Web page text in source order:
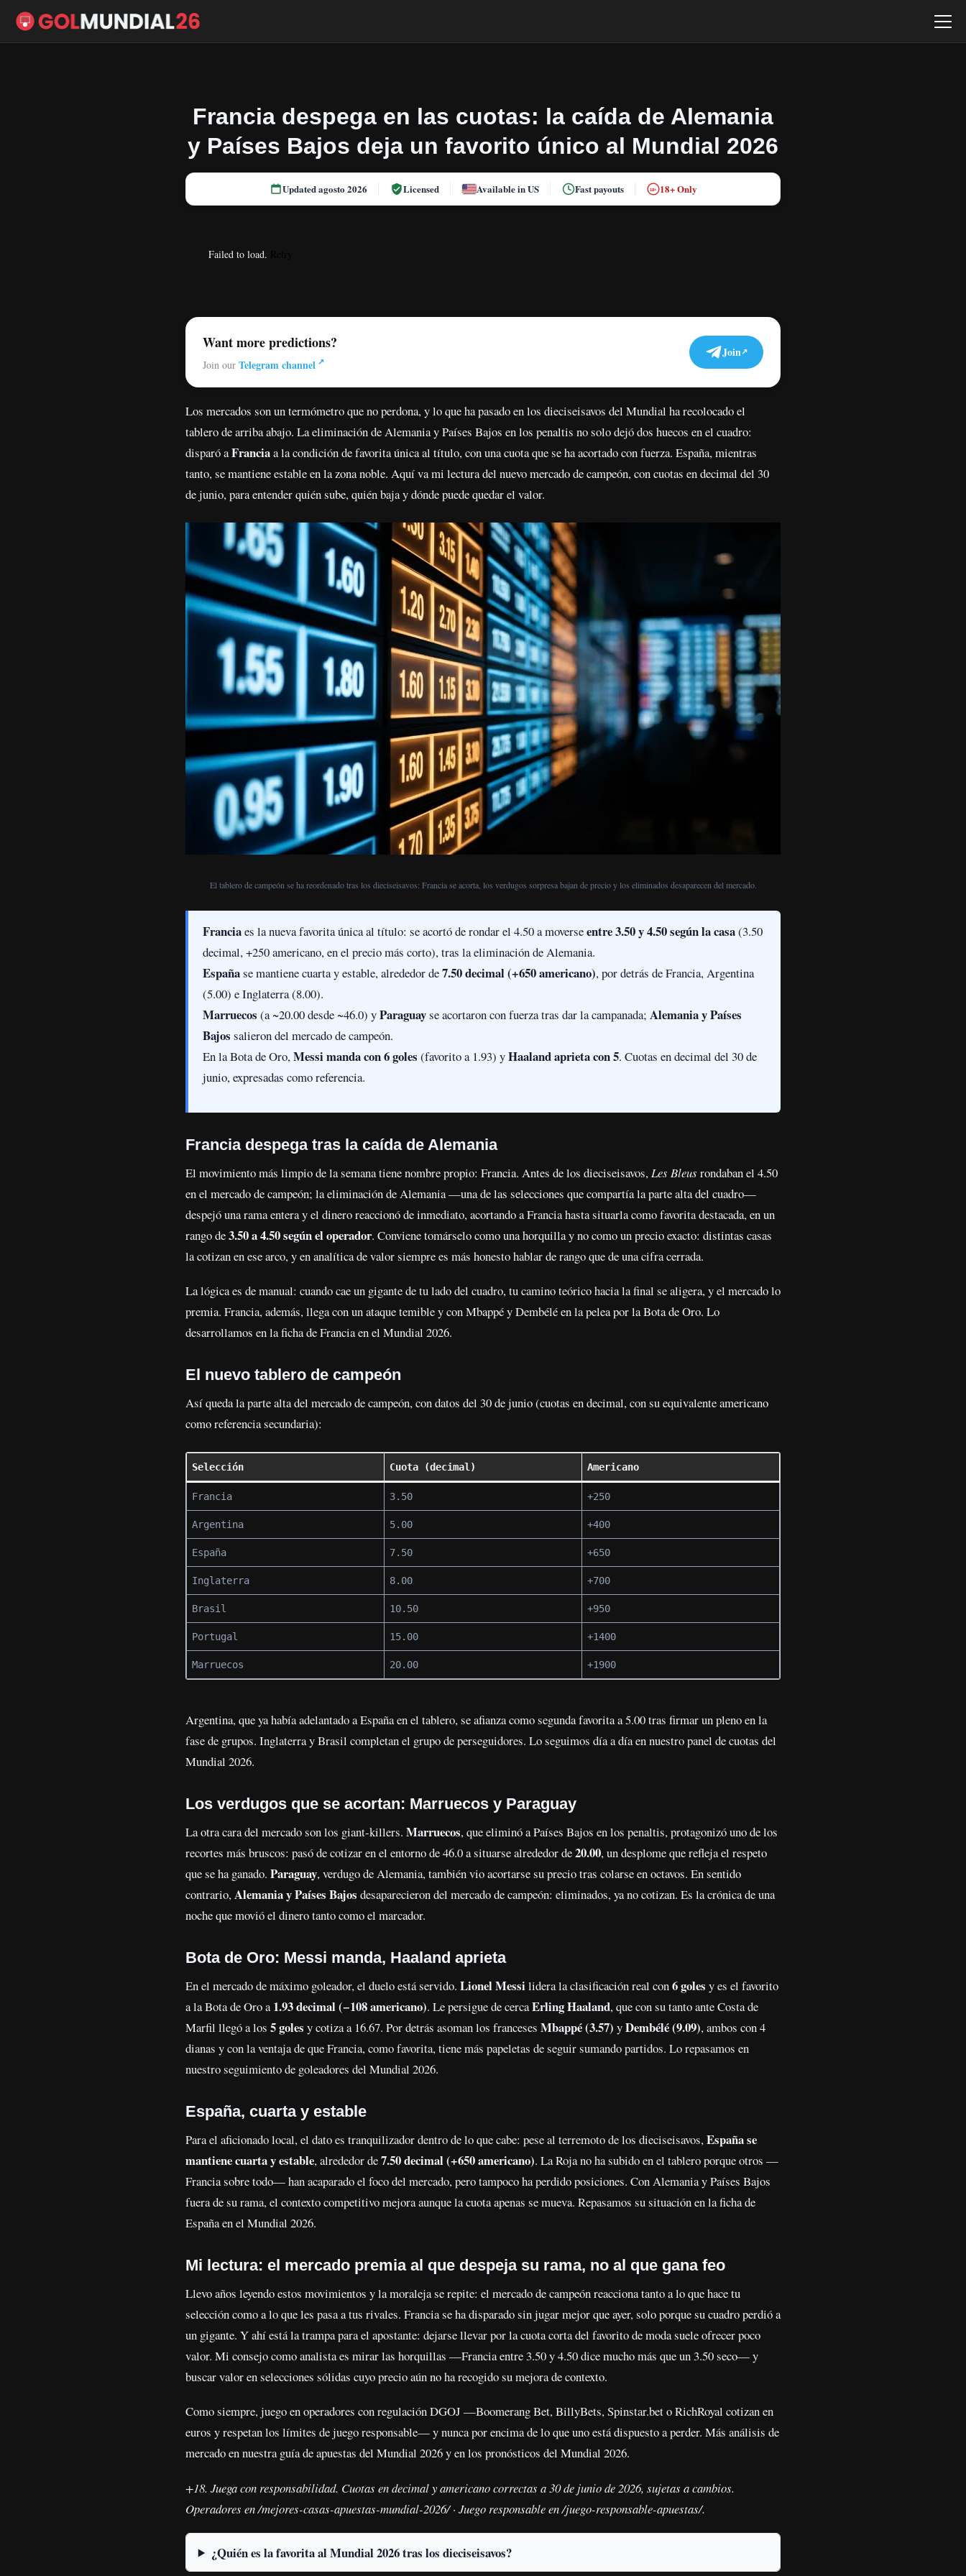
Francia despega en las cuotas: la caída de Alemania
y Países Bajos deja un favorito único al Mundial 2026
Updated agosto 2026 Licensed Available in US Fast payouts 18+ 18+ Only
Failed to load.
Want more predictions?
Join our Telegram channel
Join
Los mercados son un termómetro que no perdona, y lo que ha pasado en los dieciseisavos del Mundial ha recolocado el
tablero de arriba abajo. La eliminación de Alemania y Países Bajos en los penaltis no solo dejó dos huecos en el cuadro:
disparó aFranciaa la condición de favorita única al título, con una cuota que se ha acortado con fuerza. España, mientras
tanto, se mantiene estable en la zona noble. Aquí va mi lectura del nuevo mercado de campeón, con cuotas en decimal del 30
de junio, para entender quién sube, quién baja y dónde puede quedar el valor.
El tablero de campeón se ha reordenado tras los dieciseisavos: Francia se acorta, los verdugos sorpresa bajan de precio y los eliminados desaparecen del mercado.
Franciaes la nueva favorita única al título: se acortó de rondar el 4.50 a moverseentre 3.50 y 4.50 según la casa(3.50
decimal, +250 americano, en el precio más corto), tras la eliminación de Alemania.
Españase mantiene cuarta y estable, alrededor de7.50 decimal (+650 americano), por detrás de Francia, Argentina
(5.00) e Inglaterra (8.00).
Marruecos (a ~20.00 desde ~46.0) yParaguayse acortaron con fuerza tras dar la campanada;Alemania y Países
Bajos salieron del mercado de campeón.
En la Bota de Oro,Messi manda con 6 goles (favorito a 1.93) yHaaland aprieta con 5. Cuotas en decimal del 30 de
junio, expresadas como referencia.
Francia despega tras la caída de Alemania
El movimiento más limpio de la semana tiene nombre propio: Francia. Antes de los dieciseisavos,Les Bleus rondaban el 4.50
en el mercado de campeón; la eliminación de Alemania —una de las selecciones que compartía la parte alta del cuadro—
despejó una rama entera y el dinero reaccionó de inmediato, acortando a Francia hasta situarla como favorita destacada, en un
rango de3.50 a 4.50 según el operador. Conviene tomárselo como una horquilla y no como un precio exacto: distintas casas
la cotizan en ese arco, y en analítica de valor siempre es más honesto hablar de rango que de una cifra cerrada.
La lógica es de manual: cuando cae un gigante de tu lado del cuadro, tu camino teórico hacia la final se aligera, y el mercado lo
premia. Francia, además, llega con un ataque temible y con Mbappé y Dembélé en la pelea por la Bota de Oro. Lo
desarrollamos en la ficha de Francia en el Mundial 2026.
El nuevo tablero de campeón
Así queda la parte alta del mercado de campeón, con datos del 30 de junio (cuotas en decimal, con su equivalente americano
como referencia secundaria):
Selección Cuota (decimal) Americano
Francia 3.50 +250
Argentina 5.00 +400
España 7.50 +650
Inglaterra 8.00 +700
Brasil 10.50 +950
Portugal 15.00 +1400
Marruecos 20.00 +1900
Argentina, que ya había adelantado a España en el tablero, se afianza como segunda favorita a 5.00 tras firmar un pleno en la
fase de grupos. Inglaterra y Brasil completan el grupo de perseguidores. Lo seguimos día a día en nuestro panel de cuotas del
Mundial 2026.
Los verdugos que se acortan: Marruecos y Paraguay
La otra cara del mercado son los giant-killers. Marruecos, que eliminó a Países Bajos en los penaltis, protagonizó uno de los
recortes más bruscos: pasó de cotizar en el entorno de 46.0 a situarse alrededor de20.00, un desplome que refleja el respeto
que se ha ganado. Paraguay, verdugo de Alemania, también vio acortarse su precio tras colarse en octavos. En sentido
contrario,Alemania y Países Bajos desaparecieron del mercado de campeón: eliminados, ya no cotizan. Es la crónica de una
noche que movió el dinero tanto como el marcador.
Bota de Oro: Messi manda, Haaland aprieta
En el mercado de máximo goleador, el duelo está servido. Lionel Messilidera la clasificación real con6 goles y es el favorito
a la Bota de Oro a1.93 decimal (−108 americano). Le persigue de cercaErling Haaland, que con su tanto ante Costa de
Marfil llegó a los 5 goles y cotiza a 16.67. Por detrás asoman los franceses Mbappé (3.57) yDembélé (9.09), ambos con 4
dianas y con la ventaja de que Francia, como favorita, tiene más papeletas de seguir sumando partidos. Lo repasamos en
nuestro seguimiento de goleadores del Mundial 2026.
España, cuarta y estable
Para el aficionado local, el dato es tranquilizador dentro de lo que cabe: pese al terremoto de los dieciseisavos,España se
mantiene cuarta y estable, alrededor de7.50 decimal (+650 americano). La Roja no ha subido en el tablero porque otros —
Francia sobre todo— han acaparado el foco del mercado, pero tampoco ha perdido posiciones. Con Alemania y Países Bajos
fuera de su rama, el contexto competitivo mejora aunque la cuota apenas se mueva. Repasamos su situación en la ficha de
España en el Mundial 2026.
Mi lectura: el mercado premia al que despeja su rama, no al que gana feo
Llevo años leyendo estos movimientos y la moraleja se repite: el mercado de campeón reacciona tanto a lo que hace tu
selección como a lo que les pasa a tus rivales. Francia se ha disparado sin jugar mejor que ayer, solo porque su cuadro perdió a
un gigante. Y ahí está la trampa para el apostante: dejarse llevar por la cuota corta del favorito de moda suele ofrecer poco
valor. Mi consejo como analista es mirar las horquillas —Francia entre 3.50 y 4.50 dice mucho más que un 3.50 seco— y
buscar valor en selecciones sólidas cuyo precio aún no ha recogido su mejora de contexto.
Como siempre, juego en operadores con regulación DGOJ —Boomerang Bet, BillyBets, Spinstar.bet o RichRoyal cotizan en
euros y respetan los límites de juego responsable— y nunca por encima de lo que uno está dispuesto a perder. Más análisis de
mercado en nuestra guía de apuestas del Mundial 2026 y en los pronósticos del Mundial 2026.
+18. Juega con responsabilidad. Cuotas en decimal y americano correctas a 30 de junio de 2026, sujetas a cambios.
Operadores en /mejores-casas-apuestas-mundial-2026/ · Juego responsable en /juego-responsable-apuestas/.
¿Quién es la favorita al Mundial 2026 tras los dieciseisavos?